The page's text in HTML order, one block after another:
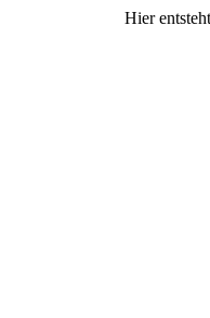
Hier